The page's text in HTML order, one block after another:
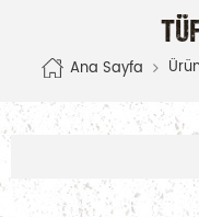
Ana Sayfa